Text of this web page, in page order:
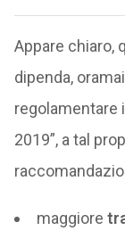
Appare chiaro,
dipenda,
regolamentare
2019”, a tal
maggiore